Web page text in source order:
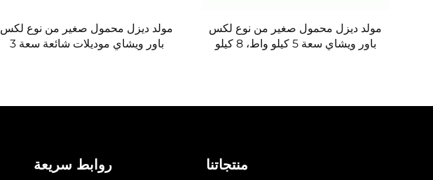
مولد ديزل محمول صغير من نوع لكس
باور ويشاي سعة 5 كيلو واط، 8 كيلو
مولد ديزل محمول صغير من نوع لكس
باور ويشاي موديلات شائعة سعة 3
منتجاتنا روابط سريعة